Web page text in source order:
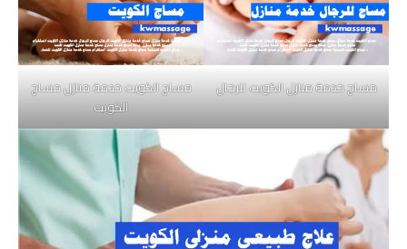
مساج خدمة منازل الكويت للرجال
مساج الكويت خدمة منازل مساج
الكويت